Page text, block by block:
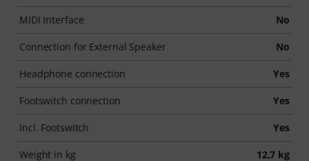
MIDI Interface No
Connection for External Speaker No
Headphone connection Yes
Footswitch connection Yes
Incl. Footswitch Yes
Weight in kg 12,7 kg